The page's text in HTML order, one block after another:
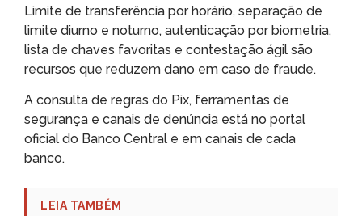
Limite de transferência por horário, separação de
limite diurno e noturno, autenticação por biometria,
lista de chaves favoritas e contestação ágil são
recursos que reduzem dano em caso de fraude.
A consulta de regras do Pix, ferramentas de
segurança e canais de denúncia está no portal
oficial do Banco Central e em canais de cada
banco.
LEIA TAMBÉM